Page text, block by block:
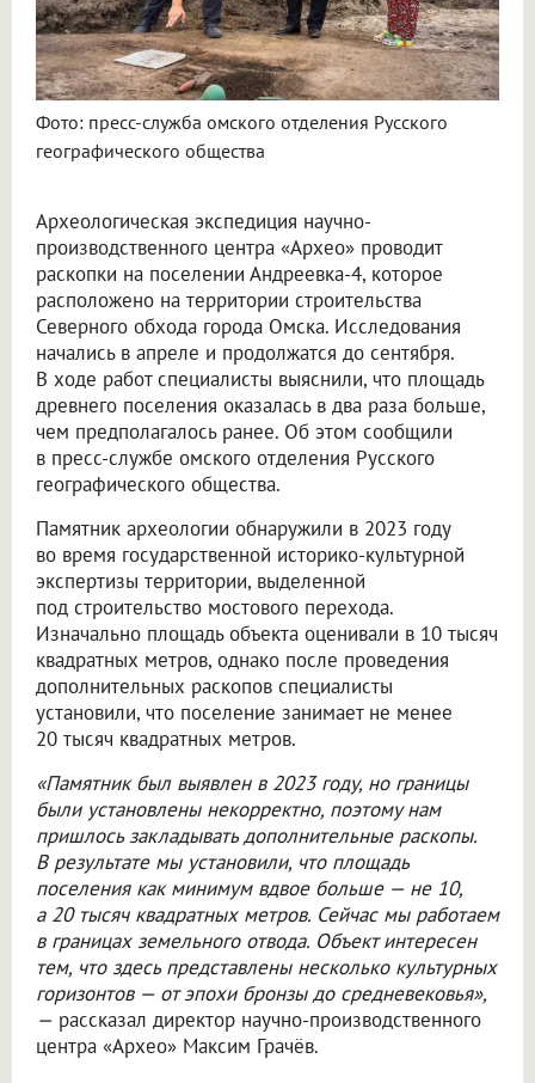
Фото: пресс-служба омского отделения Русского
географического общества
Археологическая экспедиция научно-
производственного центра «Архео» проводит
раскопки на поселении Андреевка-4, которое
расположено на территории строительства
Северного обхода города Омска. Исследования
начались в апреле и продолжатся до сентября.
В ходе работ специалисты выяснили, что площадь
древнего поселения оказалась в два раза больше,
чем предполагалось ранее. Об этом сообщили
в пресс-службе омского отделения Русского
географического общества.
Памятник археологии обнаружили в 2023 году
во время государственной историко-культурной
экспертизы территории, выделенной
под строительство мостового перехода.
Изначально площадь объекта оценивали в 10 тысяч
квадратных метров, однако после проведения
дополнительных раскопов специалисты
установили, что поселение занимает не менее
20 тысяч квадратных метров.
«Памятник был выявлен в 2023 году, но границы
были установлены некорректно, поэтому нам
пришлось закладывать дополнительные раскопы.
В результате мы установили, что площадь
поселения как минимум вдвое больше — не 10,
а 20 тысяч квадратных метров. Сейчас мы работаем
в границах земельного отвода. Объект интересен
тем, что здесь представлены несколько культурных
горизонтов — от эпохи бронзы до средневековья»,
— рассказал директор научно-производственного
центра «Архео» Максим Грачёв.